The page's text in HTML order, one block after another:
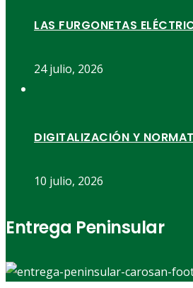
LAS FURGONETAS
24 julio, 2026
DIGITALIZACIÓN Y
10 julio, 2026
Entrega Peninsular